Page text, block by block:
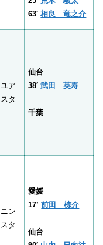
63′相良 竜之介
ユア
スタ
仙台
38′武田 英寿
千葉
ニン
スタ
愛媛
17’前田 椋介
仙台